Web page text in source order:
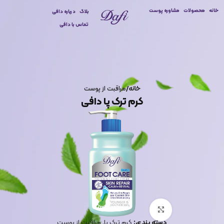
خانه محصولات مشاوره پوست بلاگ درباره دافی
تماس با دافی
خانه مراقبت از پوست
کرم ترک پا دافی
برای بزرگنمایی کلیک کنید